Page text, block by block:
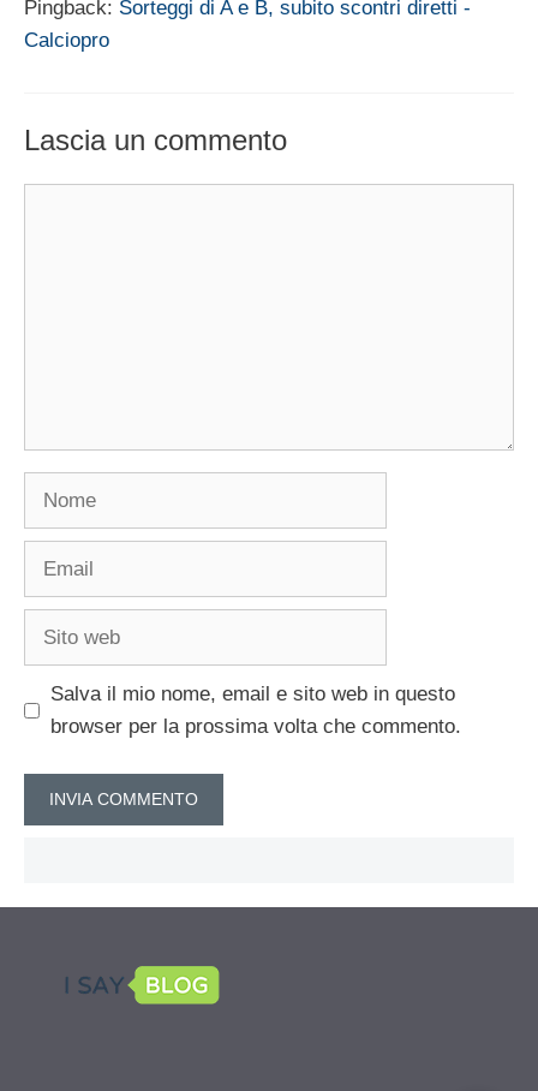
Pingback: Sorteggi di A e B, subito scontri diretti -
Calciopro
Lascia un commento
Nome
Email
Sito
Salva il mio nome, email e sito web in questo
browser per la prossima volta che commento.